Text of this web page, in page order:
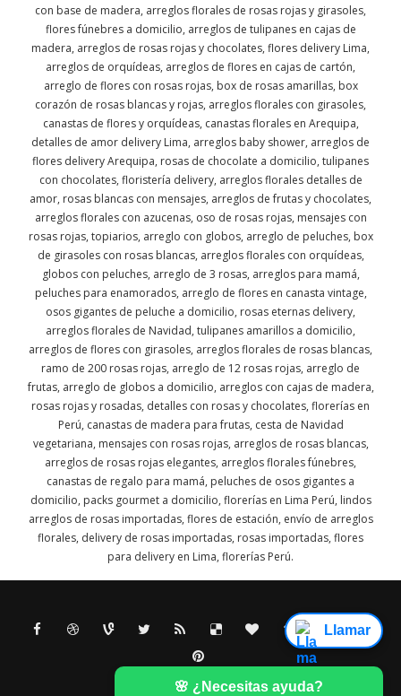
con base de madera, arreglos florales de rosas rojas y girasoles,
flores fúnebres a domicilio, arreglos de tulipanes en cajas de
madera, arreglos de rosas rojas y chocolates, flores delivery Lima,
arreglos de orquídeas, arreglos de flores en cajas de cartón,
arreglo de flores con rosas rojas, box de rosas amarillas, box
corazón de rosas blancas y rojas, arreglos florales con girasoles,
canastas de flores y orquídeas, canastas florales en Arequipa,
detalles de amor delivery Lima, arreglos baby shower, arreglos de
flores delivery Arequipa, rosas de chocolate a domicilio, tulipanes
con chocolates, floristería delivery, arreglos florales detalles de
amor, rosas blancas con mensajes, arreglos de frutas y chocolates,
arreglos florales con azucenas, oso de rosas rojas, mensajes con
rosas rojas, topiarios, arreglo con globos, arreglo de peluches, box
de girasoles con rosas blancas, arreglos florales con orquídeas,
globos con peluches, arreglo de 3 rosas, arreglos para mamá,
peluches para enamorados, arreglo de flores en canasta vintage,
osos gigantes de peluche a domicilio, rosas eternas delivery,
arreglos florales de Navidad, tulipanes amarillos a domicilio,
arreglos de flores con girasoles, arreglos florales de rosas blancas,
ramo de 200 rosas rojas, arreglo de 12 rosas rojas, arreglo de
frutas, arreglo de globos a domicilio, arreglos con cajas de madera,
rosas rojas y rosadas, detalles con rosas y chocolates, florerías en
Perú, canastas de madera para frutas, cesta de Navidad
vegetariana, mensajes con rosas rojas, arreglos de rosas blancas,
arreglos de rosas rojas elegantes, arreglos florales fúnebres,
canastas de regalo para mamá, peluches de osos gigantes a
domicilio, packs gourmet a domicilio, florerías en Lima Perú, lindos
arreglos de rosas importadas, flores de estación, envío de arreglos
florales, delivery de rosas importadas, rosas importadas, flores
para delivery en Lima, florerías Perú.
Llamar
🌸 ¿Necesitas ayuda?